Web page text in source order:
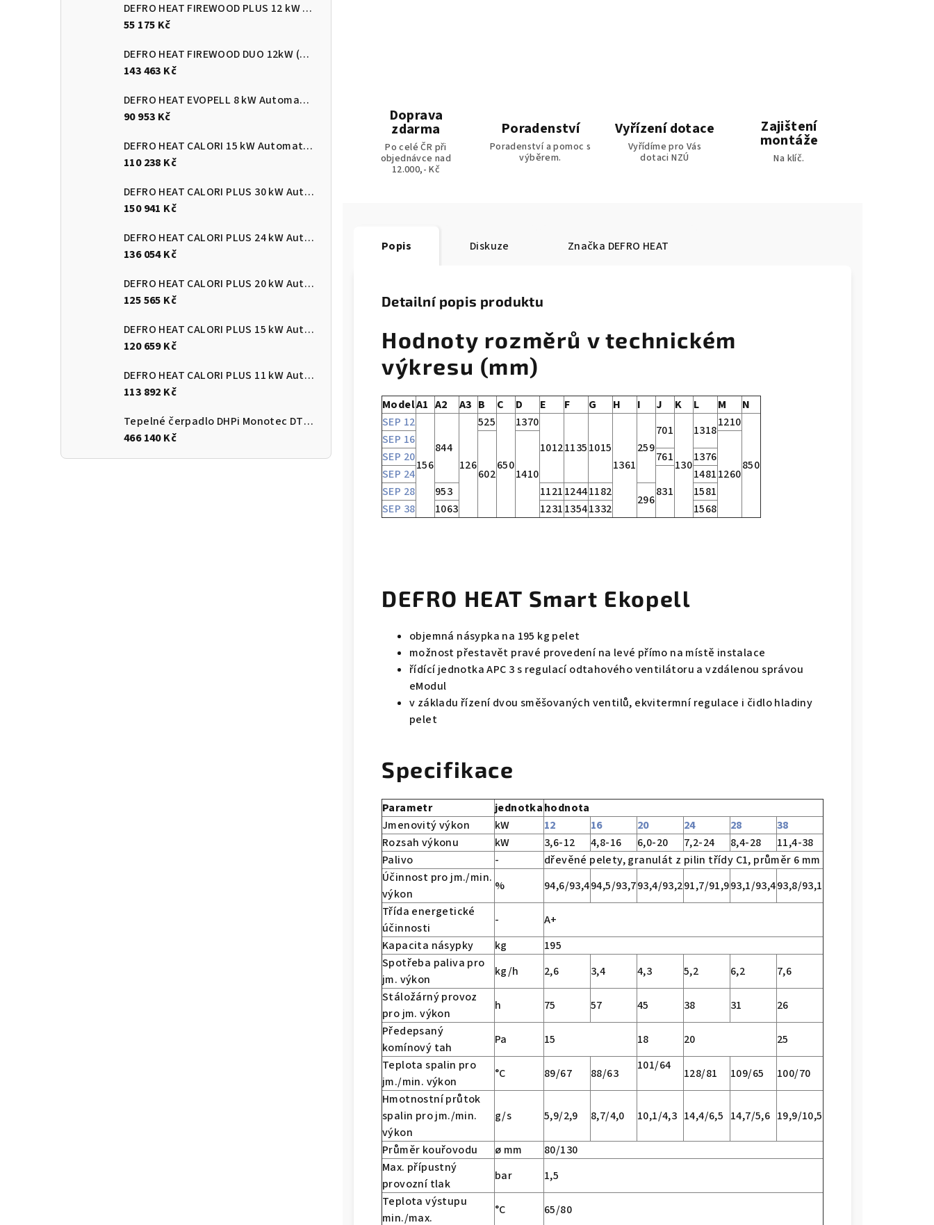
DEFRO HEAT FIREWOOD PLUS 12 kW Kotel na dřevo s ručním přikládáním
55 175 Kč
DEFRO HEAT FIREWOOD DUO 12kW (pelety/dřevo)
143 463 Kč
DEFRO HEAT EVOPELL 8 kW Automatický kotel na pelety
90 953 Kč
DEFRO HEAT CALORI 15 kW Automatický kotel na pelety
110 238 Kč
DEFRO HEAT CALORI PLUS 30 kW Automatický kotel na pelety
150 941 Kč
DEFRO HEAT CALORI PLUS 24 kW Automatický kotel na pelety
136 054 Kč
DEFRO HEAT CALORI PLUS 20 kW Automatický kotel na pelety
125 565 Kč
DEFRO HEAT CALORI PLUS 15 kW Automatický kotel na pelety
120 659 Kč
DEFRO HEAT CALORI PLUS 11 kW Automatický kotel na pelety
113 892 Kč
Tepelné čerpadlo DHPi Monotec DTi 200 12kW
466 140 Kč
Doprava
zdarma
Po celé ČR při
objednávce nad
12.000,- Kč
Poradenství
Poradenství a pomoc s
výběrem.
Vyřízení dotace
Vyřídíme pro Vás
dotaci NZÚ
Zajištení
montáže
Na klíč.
Popis Diskuze Značka DEFRO HEAT
Detailní popis produktu
Hodnoty rozměrů v technickém
výkresu (mm)
ModelA1 A2 A3 B C D E F G H I J K L M
N
SEP 12
156
844
126
525
650
1370
101211351015
1361
259
701
130
1318
1210
850
SEP 16
602 1410 1260
SEP 20 761
1376
SEP 24
831
1481
SEP 28
953 112112441182
296
1581
SEP 38
1063 123113541332 1568
DEFRO HEAT Smart Ekopell
objemná násypka na 195 kg pelet
možnost přestavět pravé provedení na levé přímo na místě instalace
řídící jednotka APC 3 s regulací odtahového ventilátoru a vzdálenou správou
eModul
v základu řízení dvou směšovaných ventilů, ekvitermní regulace i čidlo hladiny
pelet
Specifikace
Parametr jednotkahodnota
Jmenovitý výkon
kW 12 16 20 24 28
38
Rozsah výkonu
kW 3,6-12 4,8-16 6,0-20 7,2-24 8,4-28
11,4-38
Palivo
-
dřevěné pelety, granulát z pilin třídy C1, průměr 6 mm
Účinnost pro jm./min.
výkon
% 94,6/93,494,5/93,793,4/93,291,7/91,993,1/93,493,8/93,1
Třída energetické
účinnosti
-
A+
Kapacita násypky
kg
195
Spotřeba paliva pro
jm. výkon
kg/h 2,6 3,4 4,3 5,2 6,2
7,6
Stáložárný provoz
pro jm. výkon
h 75 57 45 38 31
26
Předepsaný
komínový tah
Pa 15 18 20
25
Teplota spalin pro
jm./min. výkon
°C 89/67 88/63
101/64
128/81 109/65
100/70
Hmotnostní průtok
spalin pro jm./min.
výkon
g/s 5,9/2,9 8,7/4,0 10,1/4,3 14,4/6,5 14,7/5,6 19,9/10,5
Průměr kouřovodu ø mm
80/130
Max. přípustný
provozní tlak
bar
1,5
Teplota výstupu
min./max.
°C 65/80